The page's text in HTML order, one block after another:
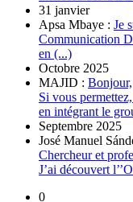
31 janvier
Apsa Mbaye : Je
Communication
en (...)
Octobre 2025
MAJID : Bonjour,
Si vous
en intégrant le
Septembre 2025
José Manuel
Chercheur et
J’ai découvert
0